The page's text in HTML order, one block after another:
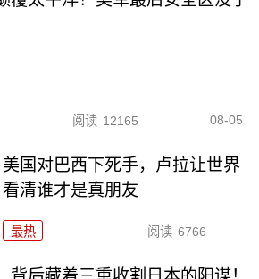
阅读 12165 08-05
美国对巴西下死手，卢拉让世界
看清谁才是真朋友
最热 阅读 6766